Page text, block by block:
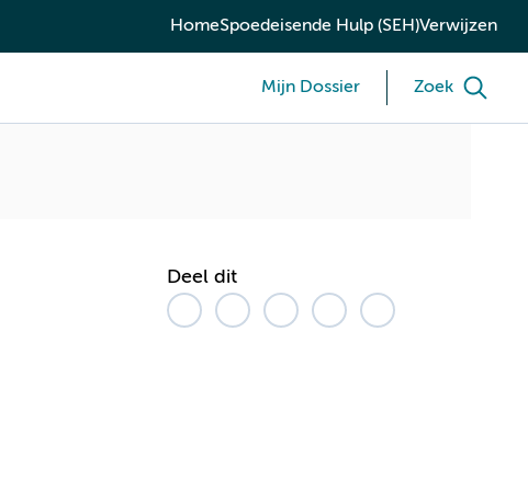
HomeSpoedeisende Hulp (SEH)Verwijzen
Mijn Dossier Zoek
Deel dit